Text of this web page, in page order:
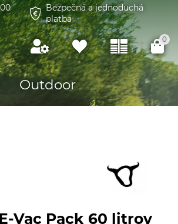
Bezpečná a jednoduchá
platba
0
Outdoor
Vac Pack 60 litrov